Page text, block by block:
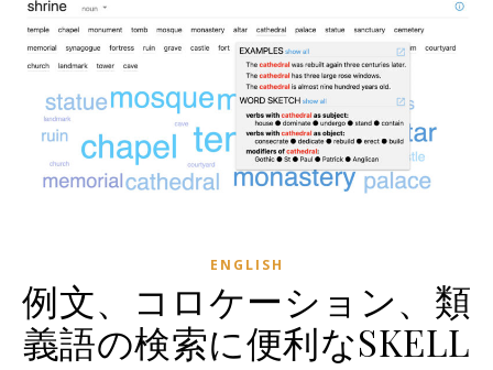
ENGLISH
例文、コロケーション、類
義語の検索に便利なSKELL